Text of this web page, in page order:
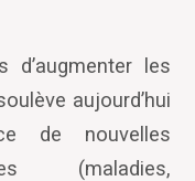
les
aujourd’hui
de nouvelles
(maladies,